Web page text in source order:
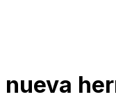
nueva